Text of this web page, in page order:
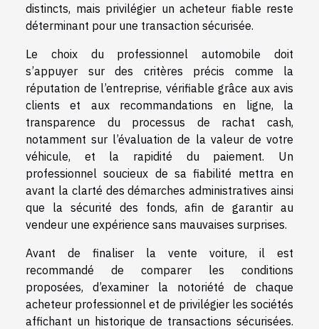
distincts, mais privilégier un acheteur fiable reste
déterminant pour une transaction sécurisée.
Le choix du professionnel automobile doit
s’appuyer sur des critères précis comme la
réputation de l’entreprise, vérifiable grâce aux avis
clients et aux recommandations en ligne, la
transparence du processus de rachat cash,
notamment sur l’évaluation de la valeur de votre
véhicule, et la rapidité du paiement. Un
professionnel soucieux de sa fiabilité mettra en
avant la clarté des démarches administratives ainsi
que la sécurité des fonds, afin de garantir au
vendeur une expérience sans mauvaises surprises.
Avant de finaliser la vente voiture, il est
recommandé de comparer les conditions
proposées, d’examiner la notoriété de chaque
acheteur professionnel et de privilégier les sociétés
affichant un historique de transactions sécurisées.